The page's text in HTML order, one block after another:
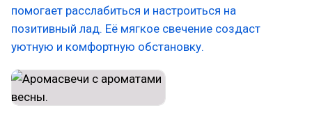
помогает расслабиться и настроиться на
позитивный лад. Её мягкое свечение создаст
уютную и комфортную обстановку.